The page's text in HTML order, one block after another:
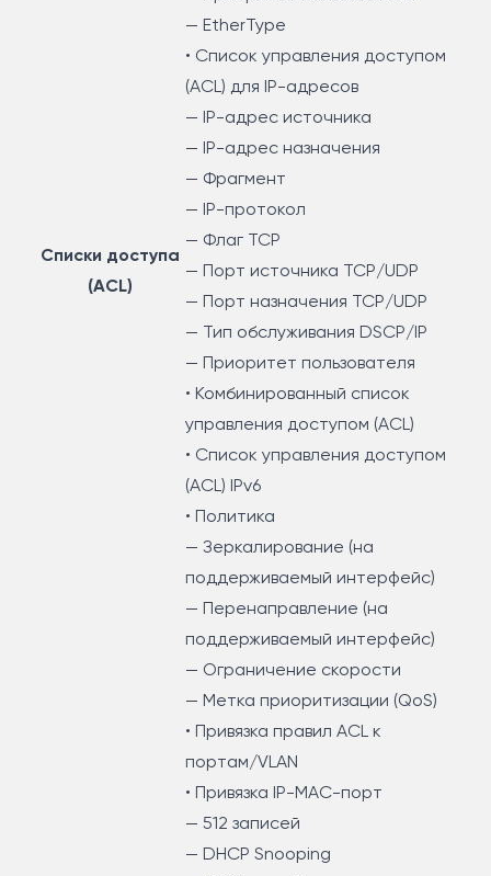
Списки доступа
(ACL)
— EtherType
• Список управления доступом
(ACL) для IP-адресов
— IP-адрес источника
— IP-адрес назначения
— Фрагмент
— IP-протокол
— Флаг TCP
— Порт источника TCP/UDP
— Порт назначения TCP/UDP
— Тип обслуживания DSCP/IP
— Приоритет пользователя
• Комбинированный список
управления доступом (ACL)
• Список управления доступом
(ACL) IPv6
• Политика
— Зеркалирование (на
поддерживаемый интерфейс)
— Перенаправление (на
поддерживаемый интерфейс)
— Ограничение скорости
— Метка приоритизации (QoS)
• Привязка правил ACL к
портам/VLAN
• Привязка IP-MAC-порт
— 512 записей
— DHCP Snooping